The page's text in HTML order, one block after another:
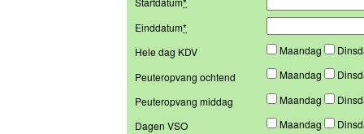
Einddatum*
Hele dag KDV
Maandag
Peuteropvang ochtend
Maandag
Peuteropvang middag
Maandag
Dagen VSO
Maandag